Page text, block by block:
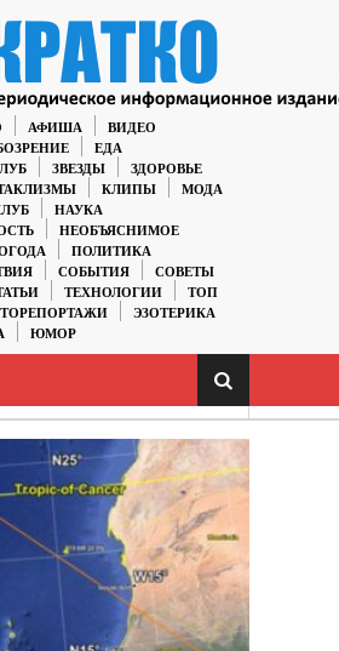
АФИША
ВИДЕО
ЕДА
ЗВЕЗДЫ
ЗДОРОВЬЕ
КЛИПЫ
МОДА
НАУКА
НЕОБЪЯСНИМОЕ
ПОЛИТИКА
СОБЫТИЯ
СОВЕТЫ
ТЕХНОЛОГИИ
ТОП
ЭЗОТЕРИКА
ЮМОР